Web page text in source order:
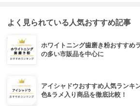
よく見られている人気おすすめ記事
ホワイトニング歯磨き粉おすすめ
の多い市販品を中心に
アイシャドウおすすめ人気ランキ
色&ラメ入り商品を徹底比較！